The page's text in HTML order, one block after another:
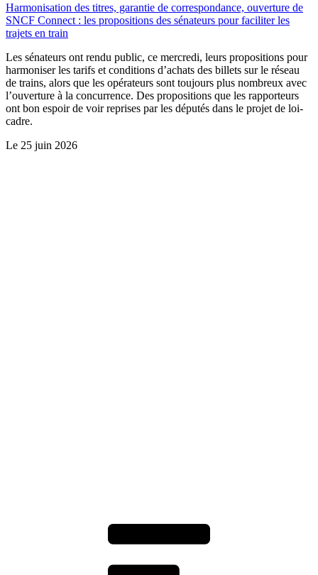
Harmonisation des titres, garantie de correspondance, ouverture de
SNCF Connect : les propositions des sénateurs pour faciliter les
trajets en train
Les sénateurs ont rendu public, ce mercredi, leurs propositions pour
harmoniser les tarifs et conditions d’achats des billets sur le réseau
de trains, alors que les opérateurs sont toujours plus nombreux avec
l’ouverture à la concurrence. Des propositions que les rapporteurs
ont bon espoir de voir reprises par les députés dans le projet de loi-
cadre.
Le 25 juin 2026